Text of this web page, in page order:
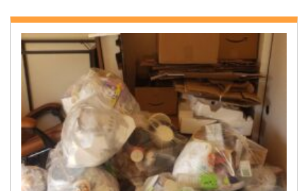
お問い合わせ
会社概要
キャンペーン
WEB割引券プレゼント！